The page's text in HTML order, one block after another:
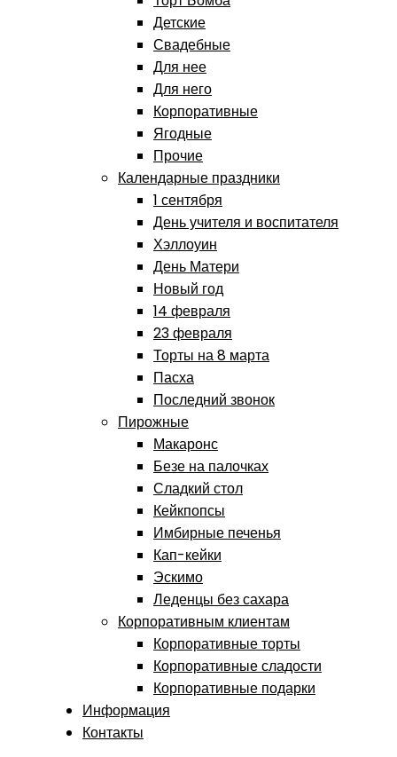
Детские
Свадебные
Для нее
Для него
Корпоративные
Ягодные
Прочие
Календарные праздники
1 сентября
День учителя и воспитателя
Хэллоуин
День Матери
Новый год
14 февраля
23 февраля
Торты на 8 марта
Пасха
Последний звонок
Пирожные
Макаронс
Безе на палочках
Сладкий стол
Кейкпопсы
Имбирные печенья
Кап-кейки
Эскимо
Леденцы без сахара
Корпоративным клиентам
Корпоративные торты
Корпоративные сладости
Корпоративные подарки
Информация
Контакты